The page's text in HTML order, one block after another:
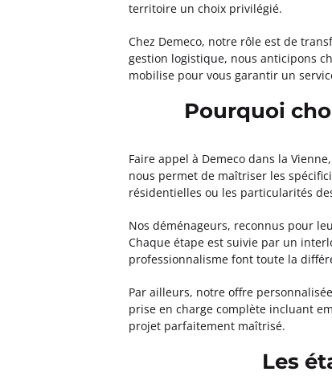
territoire un choix privilégié.
Chez Demeco, notre rôle est de
gestion logistique, nous anticipons
mobilise pour vous garantir un
Pourquoi
Faire appel à Demeco dans la
nous permet de maîtriser les
résidentielles ou les particularités
Nos déménageurs, reconnus pour
Chaque étape est suivie par un
professionnalisme font toute la
Par ailleurs, notre offre
prise en charge complète incluant
projet parfaitement maîtrisé.
Les